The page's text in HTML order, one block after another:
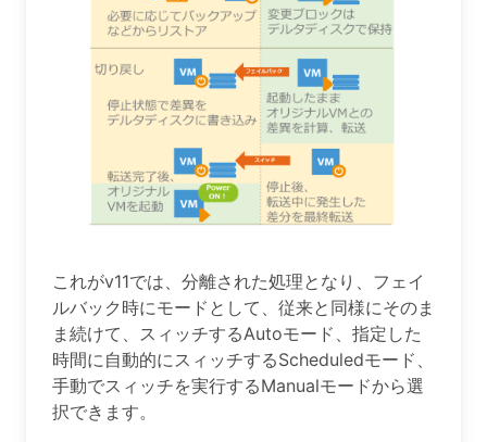
これがv11では、分離された処理となり、フェイ
ルバック時にモードとして、従来と同様にそのま
ま続けて、スィッチするAutoモード、指定した
時間に自動的にスィッチするScheduledモード、
手動でスィッチを実行するManualモードから選
択できます。